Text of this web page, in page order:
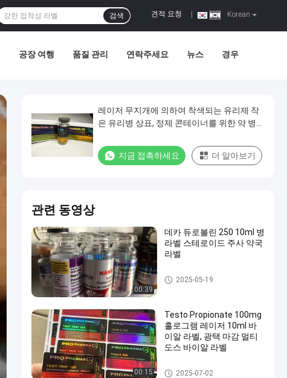
Korean
견적 요청
검색
공장 여행 품질 관리 연락주세요 뉴스 경우
레이저 무지개에 의하여 착색되는 유리제 작
은 유리병 상표, 정제 콘테이너를 위한 약 병
지금 접촉하세요 더 알아보기
관련 동영상
00:39
데카 듀로볼린 250 10ml 병
라벨 스테로이드 주사 약국
라벨
10mL 작은 유리병 상표
2025-05-19
00:15
Testo Propionate 100mg
홀로그램 레이저 10ml 바
이알 라벨, 광택 마감 멀티
도스 바이알 라벨
유리제 작은 유리병 상표
2025-07-02